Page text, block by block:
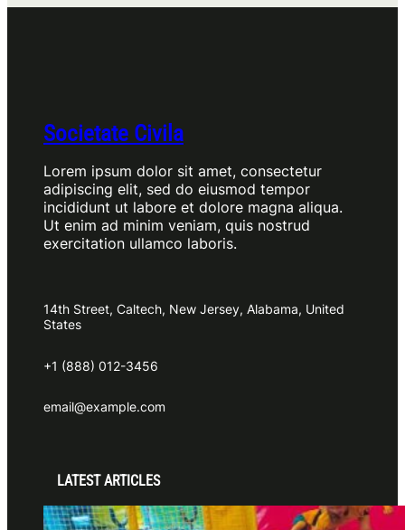
Societate Civila
Lorem ipsum dolor sit amet, consectetur
adipiscing elit, sed do eiusmod tempor
incididunt ut labore et dolore magna aliqua.
Ut enim ad minim veniam, quis nostrud
exercitation ullamco laboris.
14th Street, Caltech, New Jersey, Alabama, United
States
+1 (888) 012-3456
email@example.com
LATEST ARTICLES